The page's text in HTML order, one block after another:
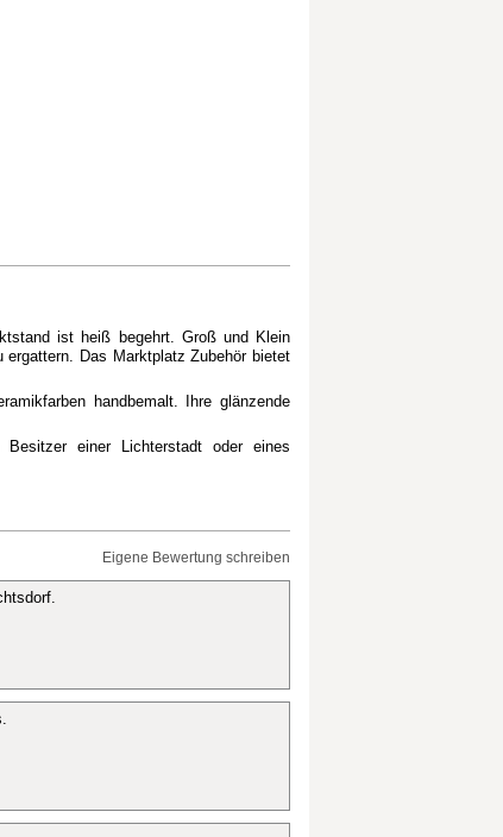
ist heiß begehrt. Groß und Klein
Das Marktplatz Zubehör bietet
handbemalt. Ihre glänzende
einer Lichterstadt oder eines
Eigene Bewertung schreiben